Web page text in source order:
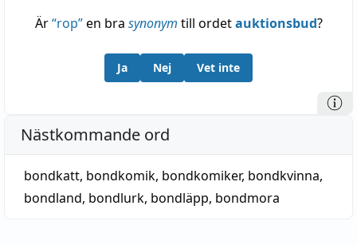
Är“rop”en bra synonym till ordetauktionsbud?
Ja Nej Vet inte
Nästkommande ord
bondkatt, bondkomik, bondkomiker, bondkvinna,
bondland, bondlurk, bondläpp, bondmora